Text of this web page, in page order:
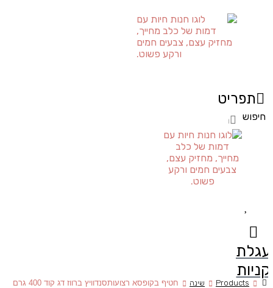
תפריט
חיפוש חיפוש
עגלת
קניות
Products שינה חטיף בקופסא רצועותסנדוויץ ברווז דג קוד 400 גרם